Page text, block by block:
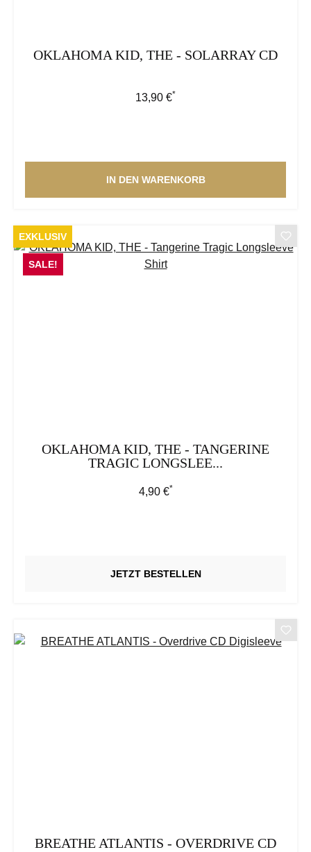
OKLAHOMA KID, THE - SOLARRAY CD
Regulärer Preis:
13,90 €*
IN DEN WARENKORB
EXKLUSIV
SALE!
OKLAHOMA KID, THE - TANGERINE
TRAGIC LONGSLEE...
Regulärer Preis:
4,90 €*
JETZT BESTELLEN
BREATHE ATLANTIS - OVERDRIVE CD